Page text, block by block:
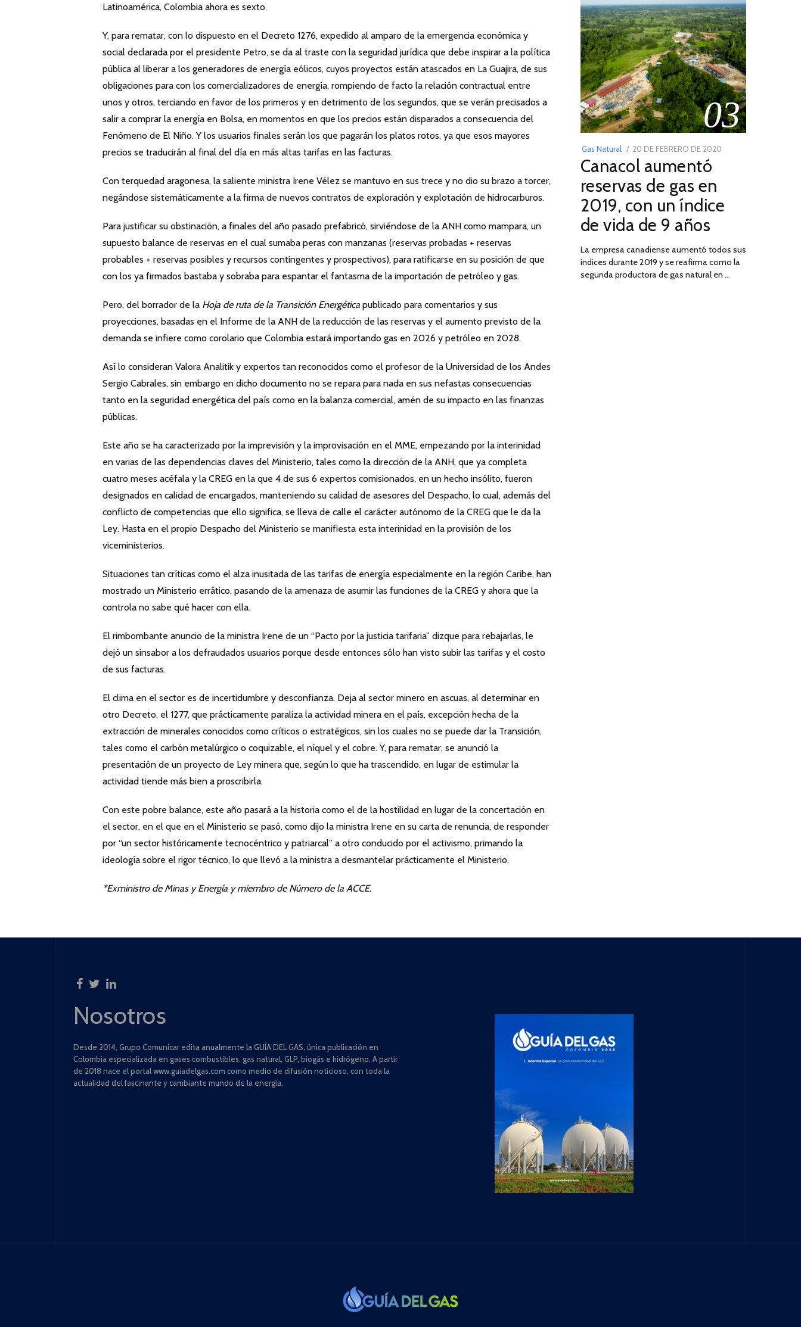
Latinoamérica, Colombia ahora es sexto.
Y, para rematar, con lo dispuesto en el Decreto 1276, expedido al amparo de la emergencia económica y
social declarada por el presidente Petro, se da al traste con la seguridad jurídica que debe inspirar a la política
pública al liberar a los generadores de energía eólicos, cuyos proyectos están atascados en La Guajira, de sus
obligaciones para con los comercializadores de energía, rompiendo de facto la relación contractual entre
unos y otros, terciando en favor de los primeros y en detrimento de los segundos, que se verán precisados a
salir a comprar la energía en Bolsa, en momentos en que los precios están disparados a consecuencia del
Fenómeno de El Niño. Y los usuarios finales serán los que pagarán los platos rotos, ya que esos mayores
precios se traducirán al final del día en más altas tarifas en las facturas.
Con terquedad aragonesa, la saliente ministra Irene Vélez se mantuvo en sus trece y no dio su brazo a torcer,
negándose sistemáticamente a la firma de nuevos contratos de exploración y explotación de hidrocarburos.
Para justificar su obstinación, a finales del año pasado prefabricó, sirviéndose de la ANH como mampara, un
supuesto balance de reservas en el cual sumaba peras con manzanas (reservas probadas + reservas
probables + reservas posibles y recursos contingentes y prospectivos), para ratificarse en su posición de que
con los ya firmados bastaba y sobraba para espantar el fantasma de la importación de petróleo y gas.
Pero, del borrador de la Hoja de ruta de la Transición Energética publicado para comentarios y sus
proyecciones, basadas en el Informe de la ANH de la reducción de las reservas y el aumento previsto de la
demanda se infiere como corolario que Colombia estará importando gas en 2026 y petróleo en 2028.
Así lo consideran Valora Analitik y expertos tan reconocidos como el profesor de la Universidad de los Andes
Sergio Cabrales, sin embargo en dicho documento no se repara para nada en sus nefastas consecuencias
tanto en la seguridad energética del país como en la balanza comercial, amén de su impacto en las finanzas
públicas.
Este año se ha caracterizado por la imprevisión y la improvisación en el MME, empezando por la interinidad
en varias de las dependencias claves del Ministerio, tales como la dirección de la ANH, que ya completa
cuatro meses acéfala y la CREG en la que 4 de sus 6 expertos comisionados, en un hecho insólito, fueron
designados en calidad de encargados, manteniendo su calidad de asesores del Despacho, lo cual, además del
conflicto de competencias que ello significa, se lleva de calle el carácter autónomo de la CREG que le da la
Ley. Hasta en el propio Despacho del Ministerio se manifiesta esta interinidad en la provisión de los
viceministerios.
Situaciones tan críticas como el alza inusitada de las tarifas de energía especialmente en la región Caribe, han
mostrado un Ministerio errático, pasando de la amenaza de asumir las funciones de la CREG y ahora que la
controla no sabe qué hacer con ella.
El rimbombante anuncio de la ministra Irene de un “Pacto por la justicia tarifaria” dizque para rebajarlas, le
dejó un sinsabor a los defraudados usuarios porque desde entonces sólo han visto subir las tarifas y el costo
de sus facturas.
El clima en el sector es de incertidumbre y desconfianza. Deja al sector minero en ascuas, al determinar en
otro Decreto, el 1277, que prácticamente paraliza la actividad minera en el país, excepción hecha de la
extracción de minerales conocidos como críticos o estratégicos, sin los cuales no se puede dar la Transición,
tales como el carbón metalúrgico o coquizable, el níquel y el cobre. Y, para rematar, se anunció la
presentación de un proyecto de Ley minera que, según lo que ha trascendido, en lugar de estimular la
actividad tiende más bien a proscribirla.
Con este pobre balance, este año pasará a la historia como el de la hostilidad en lugar de la concertación en
el sector, en el que en el Ministerio se pasó, como dijo la ministra Irene en su carta de renuncia, de responder
por “un sector históricamente tecnocéntrico y patriarcal” a otro conducido por el activismo, primando la
ideología sobre el rigor técnico, lo que llevó a la ministra a desmantelar prácticamente el Ministerio.
*Exministro de Minas y Energía y miembro de Número de la ACCE.
03
Gas Natural
POSTED
ON
20 DE FEBRERO DE 2020
2025
Canacol aumentó
reservas de gas en
2019, con un índice
de vida de 9 años
La empresa canadiense aumentó todos sus
índices durante 2019 y se reafirma como la
segunda productora de gas natural en …
Nosotros
Desde 2014, Grupo Comunicar edita anualmente la GUÍA DEL GAS, única publicación en
Colombia especializada en gases combustibles: gas natural, GLP, biogás e hidrógeno. A partir
de 2018 nace el portal www.guiadelgas.com como medio de difusión noticioso, con toda la
actualidad del fascinante y cambiante mundo de la energía.